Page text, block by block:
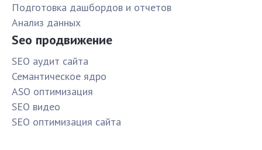
Подготовка дашбордов и отчетов
Анализ данных
Seo продвижение
SЕО аудит сайта
Семантическое ядро
ASO оптимизация
SЕО видео
SЕО оптимизация сайта